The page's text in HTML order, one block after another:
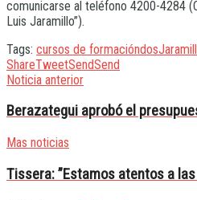
comunicarse al teléfono 4200-4284
Luis Jaramillo”).
Tags: cursos de formacióndos
ShareTweetSendSend
Noticia anterior
Berazategui aprobó el
Mas noticias
Tissera: ”Estamos atentos a